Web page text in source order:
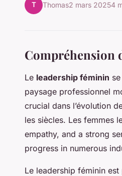
T Thomas2 mars 20254
Compréhension
Le leadership féminin
paysage professionnel
crucial dans l’évolution
les siècles. Les femmes
empathy, and a strong
progress in numerous
Le leadership féminin